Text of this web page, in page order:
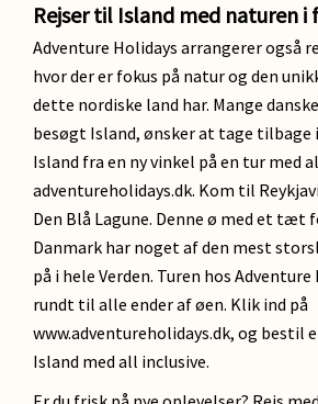
Rejser til Island med naturen i
Adventure Holidays arrangerer også
hvor der er fokus på natur og den
dette nordiske land har. Mange
besøgt Island, ønsker at tage tilbage
Island fra en ny vinkel på en tur med
adventureholidays.dk. Kom til
Den Blå Lagune. Denne ø med et tæt
Danmark har noget af den mest
på i hele Verden. Turen hos
rundt til alle ender af øen. Klik ind på
www.adventureholidays.dk, og bestil
Island med all inclusive.